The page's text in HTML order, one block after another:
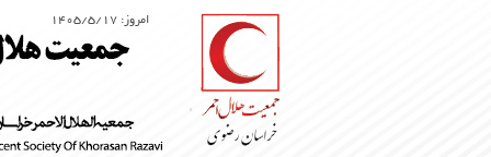
امروز: ۱۴۰۵/۵/۱۷